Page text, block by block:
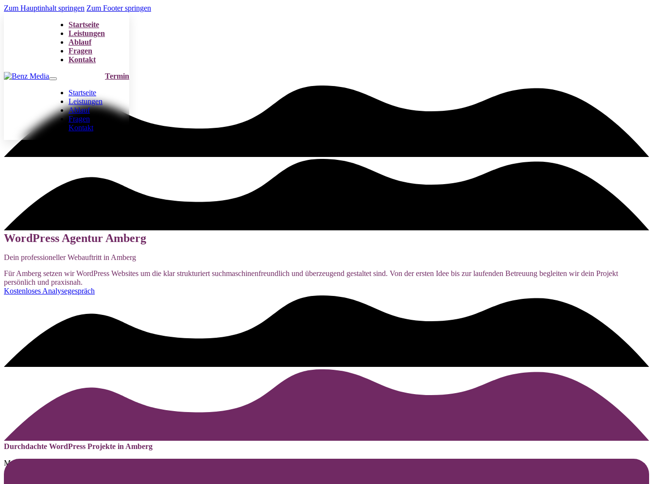
Zum Hauptinhalt springen Zum Footer springen
Startseite
Leistungen
Ablauf
Fragen
Kontakt
Startseite
Leistungen
Ablauf
Fragen
Kontakt
Termin
WordPress Agentur Amberg
Dein professioneller Webauftritt in Amberg
Für Amberg setzen wir WordPress Websites um die klar strukturiert suchmaschinenfreundlich und überzeugend gestaltet sind. Von der ersten Idee bis zur laufenden Betreuung begleiten wir dein Projekt
persönlich und praxisnah.
Kostenloses Analysegespräch
Durchdachte WordPress Projekte in Amberg
Mehr Sichtbarkeit für Unternehmen aus Amberg